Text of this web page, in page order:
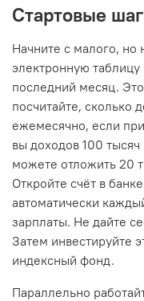
Стартовые
Начните с малого, но
электронную
последний месяц.
посчитайте, сколько
ежемесячно, если
вы доходов 100 тысяч
можете отложить 20
Откройте счёт в
автоматически
зарплаты. Не дайте
Затем инвестируйте
индексный фонд.
Параллельно